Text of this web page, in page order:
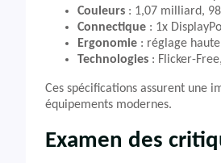
Couleurs : 1,07 milliard,
Connectique : 1x
Ergonomie : réglage
Technologies : Flicker-
Ces spécifications assurent une
équipements modernes.
Examen des